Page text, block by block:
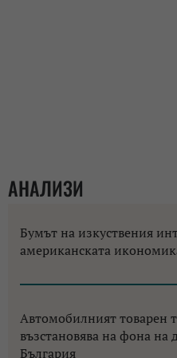
АНАЛИЗИ
Бумът на изкуствения
американската
Автомобилният товарен
възстановява на фона на
България